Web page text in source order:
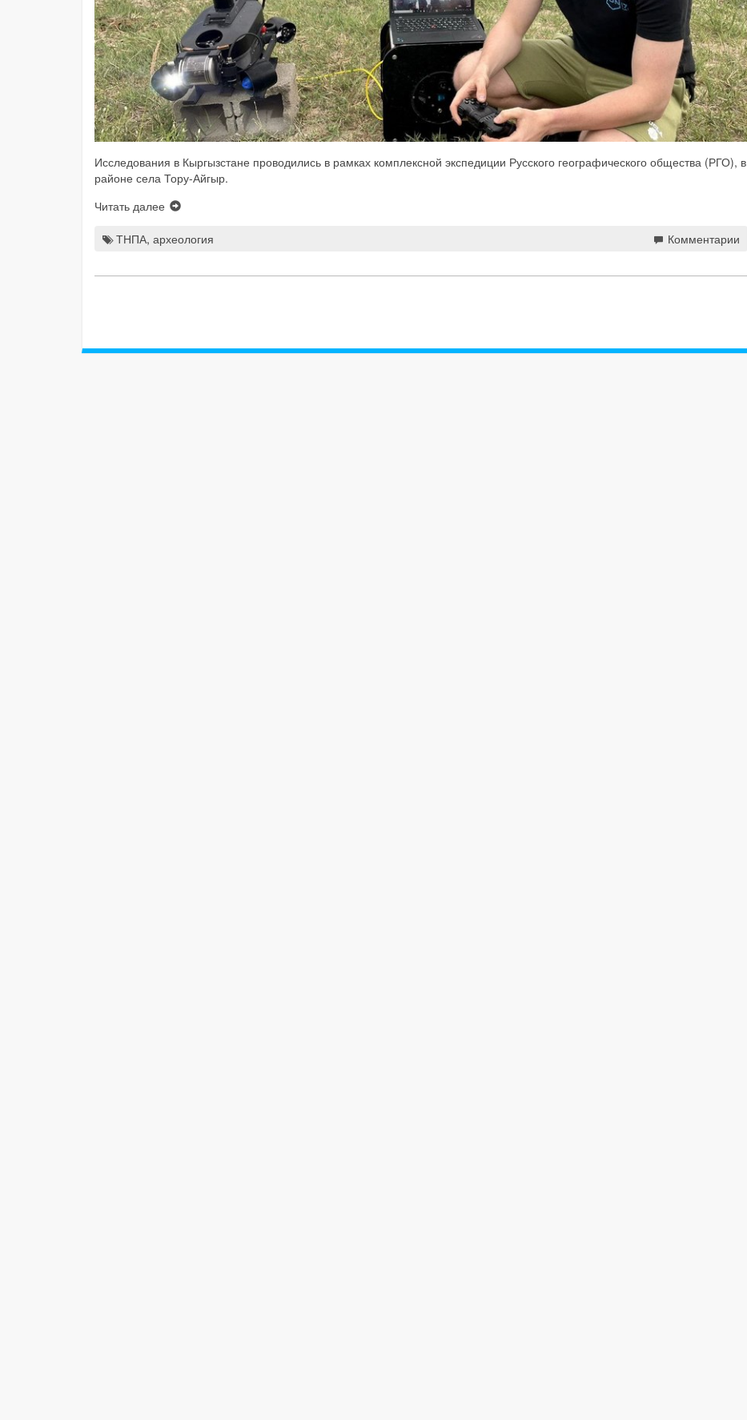
Исследования в Кыргызстане проводились в рамках комплексной экспедиции Русского географического общества (РГО), в
районе села Тору-Айгыр.
Читать далее
ТНПА, археология Комментарии